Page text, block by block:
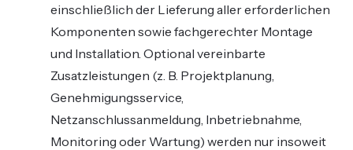
einschließlich der Lieferung aller erforderlichen
Komponenten sowie fachgerechter Montage
und Installation. Optional vereinbarte
Zusatzleistungen (z. B. Projektplanung,
Genehmigungsservice,
Netzanschlussanmeldung, Inbetriebnahme,
Monitoring oder Wartung) werden nur insoweit